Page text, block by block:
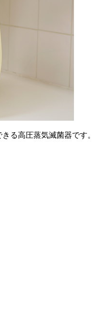
る高圧蒸気滅菌器です。